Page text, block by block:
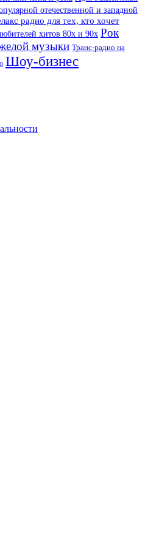
отечественной и западной
радио для тех, кто хочет
хитов 80х и 90х Рок
музыки Транс-радио на
Шоу-бизнес